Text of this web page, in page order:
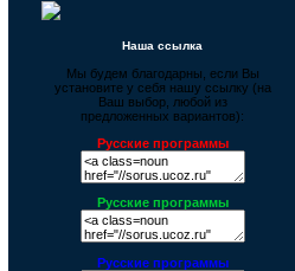
Наша ссылка
Мы будем благодарны, если Вы
установите у себя нашу ссылку (на
Ваш выбор, любой из
предложенных вариантов):
Русские программы
Русские программы
Русские программы